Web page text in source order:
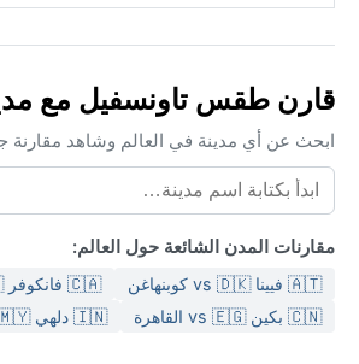
قارن طقس تاونسفيل مع
ابحث عن أي مدينة في العالم وشاهد مقارنة
مقارنات المدن الشائعة حول العالم:
🇦🇹 فيينا vs 🇩🇰 كوبنهاغن 🇨🇦 فانكوفر vs 🇮🇹 ميلانو
🇨🇳 بكين vs 🇪🇬 القاهرة
🇮🇳 دلهي vs 🇲🇾 كوالالمبور